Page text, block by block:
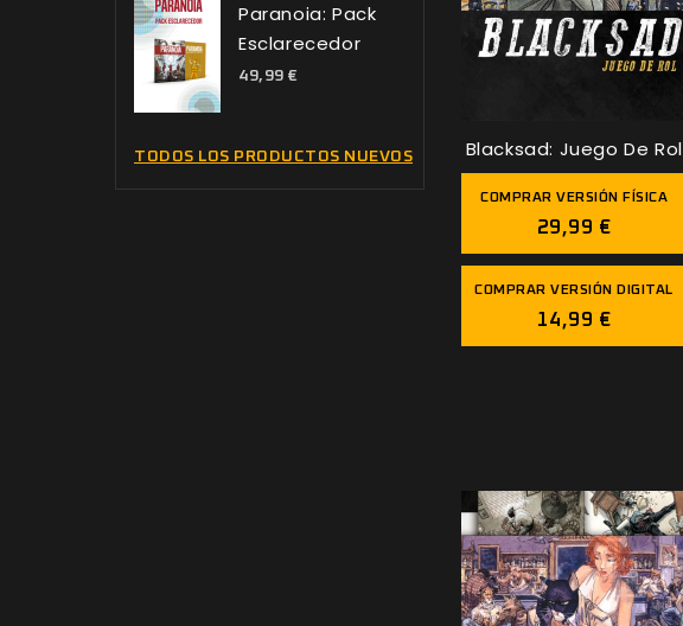
Paranoia: Pack
Esclarecedor
49,99 €
TODOS LOS PRODUCTOS NUEVOS Blacksad: Juego De Rol
COMPRAR VERSIÓN FÍSICA
29,99 €
COMPRAR VERSIÓN DIGITAL
14,99 €